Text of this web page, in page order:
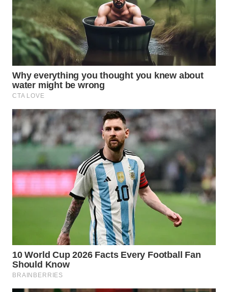
WN
PAKPAK
WN
KARAWANG
BEKASI
WN
BOGOR
WN
DEPOK
WN
SAMOSIR